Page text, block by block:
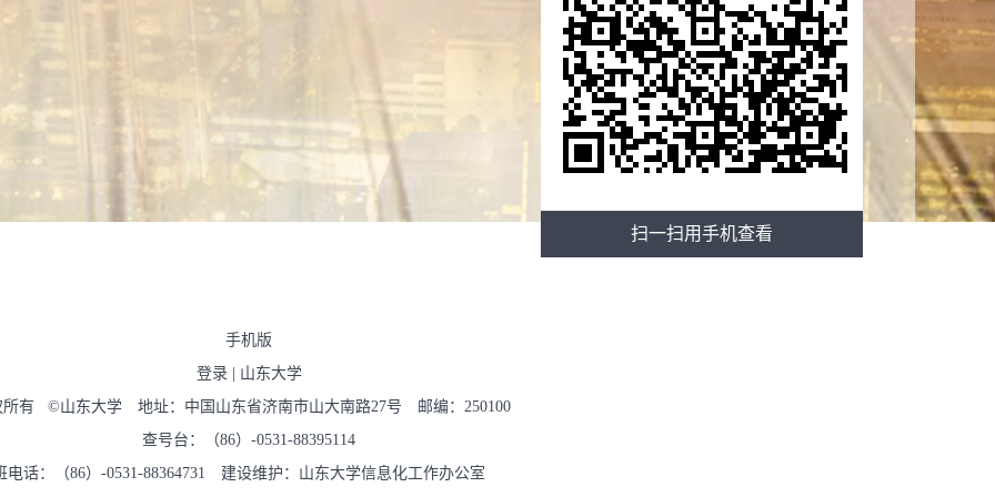
扫一扫用手机查看
手机版
登录| 山东大学
所有 ©山东大学 地址：中国山东省济南市山大南路27号 邮编：250100
查号台：（86）-0531-88395114
电话：（86）-0531-88364731 建设维护：山东大学信息化工作办公室